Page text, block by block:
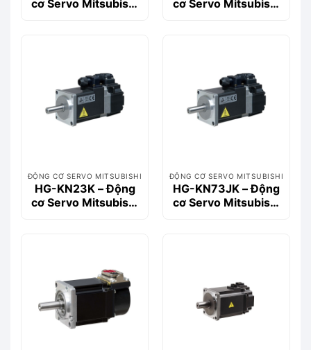
cơ Servo Mitsubishi
cơ Servo Mitsubishi
ĐỘNG CƠ SERVO MITSUBISHI
HG-KN23K – Động
cơ Servo Mitsubishi
ĐỘNG CƠ SERVO MITSUBISHI
HG-KN73JK – Động
cơ Servo Mitsubishi